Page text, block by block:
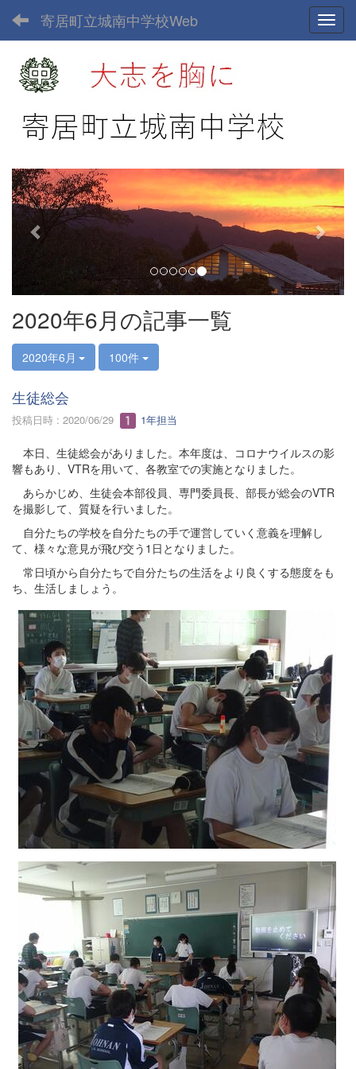
寄居町立城南中学校Web
p
r
e
v
o
u
s
n
e
x
t
2020年6月の記事一覧
2020年6月 100件
生徒総会
投稿日時 : 2020/06/29 1年担当
本日、生徒総会がありました。本年度は、コロナウイルスの影
響もあり、VTRを用いて、各教室での実施となりました。
あらかじめ、生徒会本部役員、専門委員長、部長が総会のVTR
を撮影して、質疑を行いました。
自分たちの学校を自分たちの手で運営していく意義を理解し
て、様々な意見が飛び交う1日となりました。
常日頃から自分たちで自分たちの生活をより良くする態度をも
ち、生活しましょう。